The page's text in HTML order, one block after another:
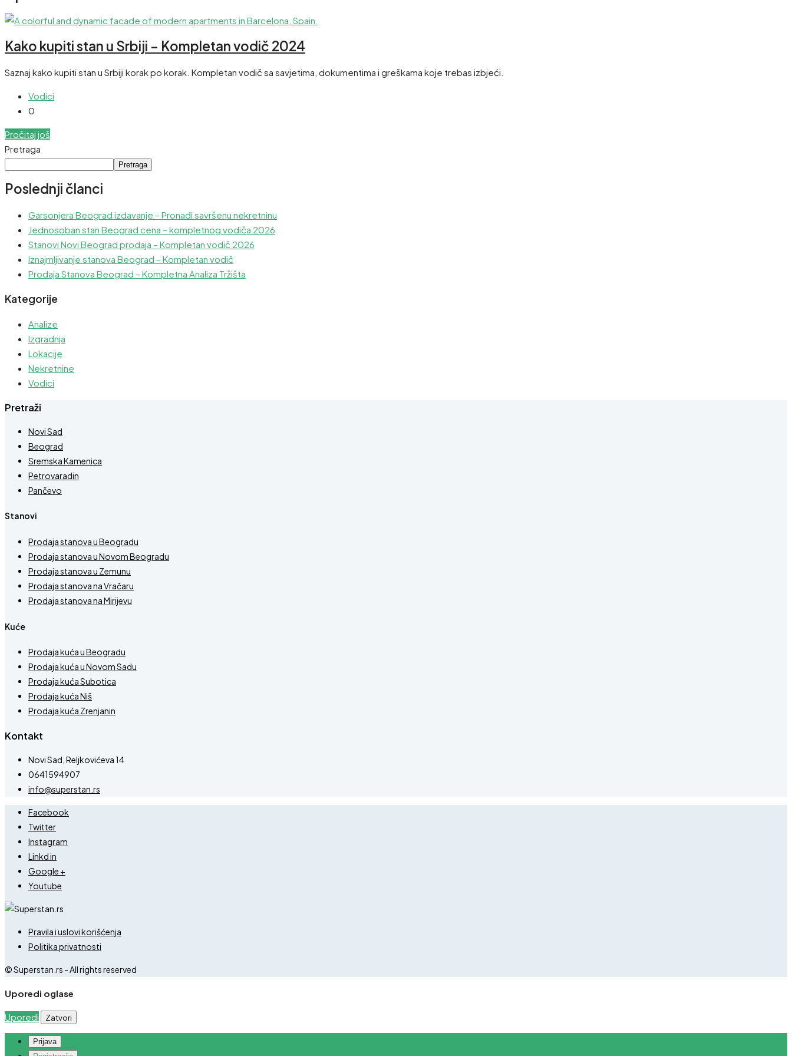
Kako kupiti stan u Srbiji – Kompletan vodič 2024
Saznaj kako kupiti stan u Srbiji korak po korak. Kompletan vodič sa savjetima, dokumentima i greškama koje trebas izbjeći.
Vodici
0
Pročitaj još
Pretraga
Pretraga
Poslednji članci
Garsonjera Beograd izdavanje – Pronađi savršenu nekretninu
Jednosoban stan Beograd cena – kompletnog vodiča 2026
Stanovi Novi Beograd prodaja – Kompletan vodič 2026
Iznajmljivanje stanova Beograd – Kompletan vodič
Prodaja Stanova Beograd – Kompletna Analiza Tržišta
Kategorije
Analize
Izgradnja
Lokacije
Nekretnine
Vodici
Pretraži
Novi Sad
Beograd
Sremska Kamenica
Petrovaradin
Pančevo
Stanovi
Prodaja stanova u Beogradu
Prodaja stanova u Novom Beogradu
Prodaja stanova u Zemunu
Prodaja stanova na Vračaru
Prodaja stanova na Mirijevu
Kuće
Prodaja kuća u Beogradu
Prodaja kuća u Novom Sadu
Prodaja kuća Subotica
Prodaja kuća Niš
Prodaja kuća Zrenjanin
Kontakt
Novi Sad, Reljkovićeva 14
0641594907
info@superstan.rs
Facebook
Twitter
Instagram
Linkd in
Google +
Youtube
Pravila i uslovi korišćenja
Politika privatnosti
© Superstan.rs - All rights reserved
Uporedi oglase
Uporedi Zatvori
Prijava